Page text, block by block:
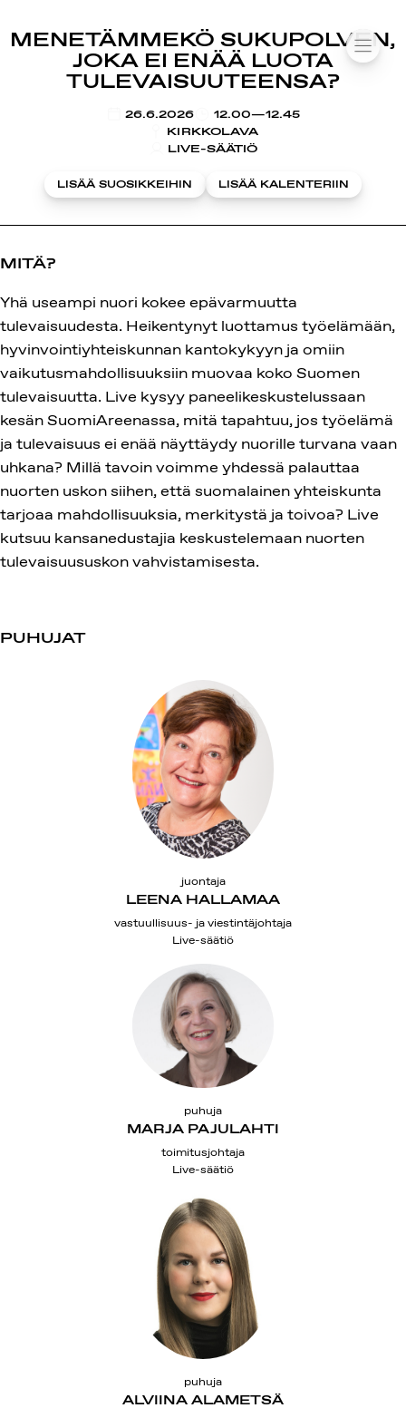
Siirry
SUOMIAREENA
MENETÄMMEKÖ SUKUPOLVEN,
JOKA EI ENÄÄ LUOTA
TULEVAISUUTEENSA?
26.6.2026
KLO
12.00—12.45
KIRKKOLAVA
LIVE-SÄÄTIÖ
LISÄÄ SUOSIKKEIHIN LISÄÄ KALENTERIIN
MITÄ?
Yhä useampi nuori kokee epävarmuutta
tulevaisuudesta. Heikentynyt luottamus työelämään,
hyvinvointiyhteiskunnan kantokykyyn ja omiin
vaikutusmahdollisuuksiin muovaa koko Suomen
tulevaisuutta. Live kysyy paneelikeskustelussaan
kesän SuomiAreenassa, mitä tapahtuu, jos työelämä
ja tulevaisuus ei enää näyttäydy nuorille turvana vaan
uhkana? Millä tavoin voimme yhdessä palauttaa
nuorten uskon siihen, että suomalainen yhteiskunta
tarjoaa mahdollisuuksia, merkitystä ja toivoa? Live
kutsuu kansanedustajia keskustelemaan nuorten
tulevaisuususkon vahvistamisesta.
PUHUJAT
LEENA HALLAMAA
juontaja
vastuullisuus- ja viestintäjohtaja
Live-säätiö
MARJA PAJULAHTI
puhuja
toimitusjohtaja
Live-säätiö
ALVIINA ALAMETSÄ
puhuja